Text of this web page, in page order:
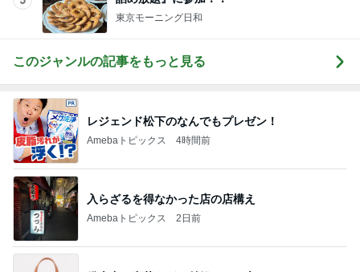
東京モーニング日和
このジャンルの記事をもっと見る
レジェンド松下のなんでもプレゼン！
Amebaトピックス 4時間前
入らざるを得なかった店の店構え
Amebaトピックス 2日前